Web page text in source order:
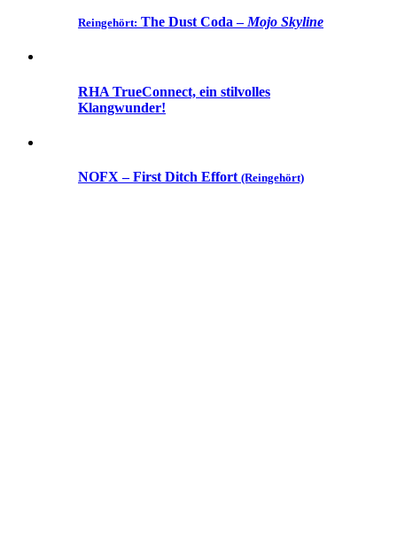
Reingehört: The Dust Coda – Mojo Skyline
RHA TrueConnect, ein stilvolles
Klangwunder!
NOFX – First Ditch Effort (Reingehört)